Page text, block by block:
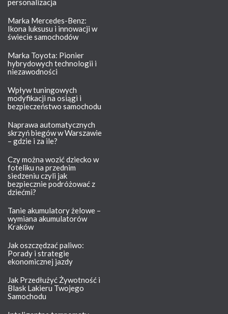
personalizacja
Marka Mercedes-Benz:
Ikona luksusu i innowacji w
świecie samochodów
Marka Toyota: Pionier
hybrydowych technologii i
niezawodności
Wpływ tuningowych
modyfikacji na osiągi i
bezpieczeństwo samochodu
Naprawa automatycznych
skrzyń biegów w Warszawie
– gdzie i za ile?
Czy można wozić dziecko w
foteliku na przednim
siedzeniu czyli jak
bezpiecznie podróżować z
dziećmi?
Tanie akumulatory żelowe –
wymiana akumulatorów
Kraków
Jak oszczędzać paliwo:
Porady i strategie
ekonomicznej jazdy
Jak Przedłużyć Żywotność i
Blask Lakieru Twojego
Samochodu